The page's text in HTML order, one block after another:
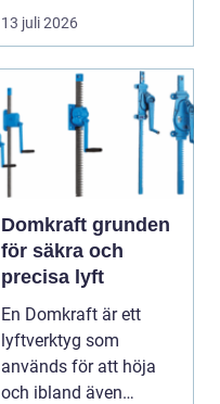
byggnad, när de får
komma in oc...
13 juli 2026
Domkraft grunden
för säkra och
precisa lyft
En Domkraft är ett
lyftverktyg som
används för att höja
och ibland även